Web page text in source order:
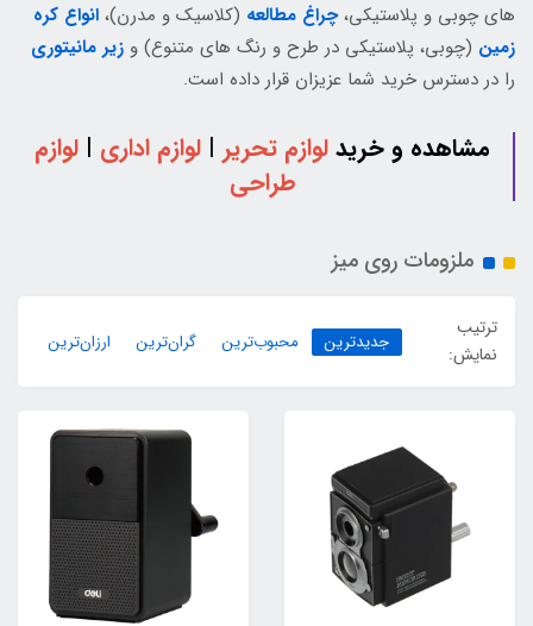
های چوبی و پلاستیکی،چراغ مطالعه (کلاسیک و مدرن)، انواع کره
زمین (چوبی، پلاستیکی در طرح و رنگ های متنوع) و زیر مانیتوری
را در دسترس خرید شما عزیزان قرار داده است.
مشاهده و خریدلوازم تحریر | لوازم اداری | لوازم
طراحی
ملزومات روی میز
ترتیب
نمایش:
جدیدترین محبوب‌ترین گران‌ترین ارزان‌ترین